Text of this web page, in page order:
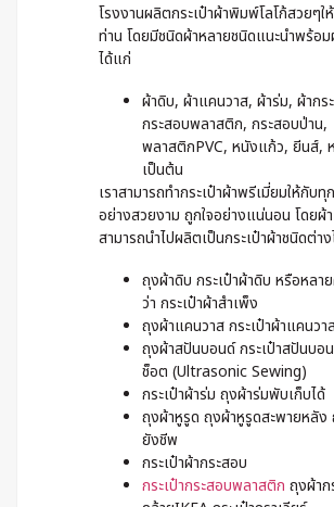
โรงงานผลิตกระเป๋าผ้าพิมพ์โลโก้สวยๆใ
ท่าน โดยมีชนิดผ้าหลายชนิดแนะนำพร้อ
ได้แก่
ผ้าดิบ, ผ้าแคนวาส, ผ้าร่ม, ผ้ากร
กระสอบพลาสติก, กระสอบป่าน,
พลาสติกPVC, หนังแก้ว, ยีนส์,
เป็นต้น
เราสามารถทำกระเป๋าผ้าพรีเมี่ยมให้กับทุ
อย่างสวยงาม ถูกใจอย่างแน่นอน โดยผ้
สามารถนำไปผลิตเป็นกระเป๋าผ้าชนิดต่าง
ถุงผ้าดิบ กระเป๋าผ้าดิบ หรือหลา
ว่า กระเป๋าผ้าสำเพ็ง
ถุงผ้าแคนวาส กระเป๋าผ้าแคนวา
ถุงผ้าสปันบอนด์ กระเป๋าสปันบอ
ช็อต (Ultrasonic Sewing)
กระเป๋าผ้าร่ม ถุงผ้าร่มพับเก็บได้
ถุงผ้าหูรูด ถุงผ้าหูรูดสะพายหลัง
ยังชีพ
กระเป๋าผ้ากระสอบ
กระเป๋ากระสอบพลาสติก ถุงผ้าก